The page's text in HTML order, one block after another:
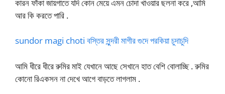
কারন ফাঁকা জায়গাতে যদি কোন মেয়ে এমন চোদা খাওয়ার ছলনা করে ,আমি
আর কি করতে পারি .
sundor magi choti বস্তির সুন্দরী মাগীর গুদে পরকিয়া চুদাচুদি
আমি ধীরে ধীরে রুমির মাই যেখানে আছে সেখানে হাত বেশি বোলাচ্ছি . রুমির
কোনো রিএকসন না দেখে আগে বাড়তে লাগলাম .